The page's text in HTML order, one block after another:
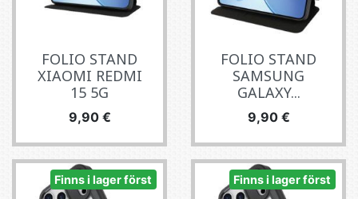
FOLIO STAND
XIAOMI REDMI
15 5G
Pris
9,90 €
FOLIO STAND
SAMSUNG
GALAXY...
Pris
9,90 €
Finns i lager först Finns i lager först